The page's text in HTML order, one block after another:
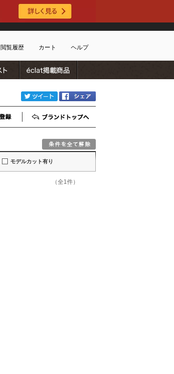
閲覧履歴 カート ヘルプ
お支払い方法について
キャンセルについて
返品・交換について
会員特典のご案内
初めてのお客様
よくあるご質問
お問合せ
お気に入りブランド登録
モデルカット有り
（全1件）